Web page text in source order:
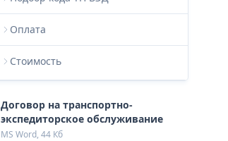
Оплата
Стоимость
Договор на транспортно-
экспедиторское обслуживание
MS Word, 44 Кб